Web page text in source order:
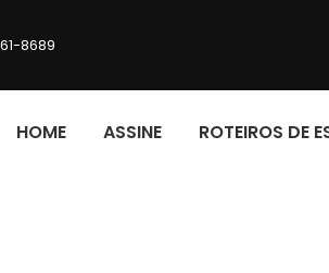
8689
HOME ASSINE ROTEIROS DE